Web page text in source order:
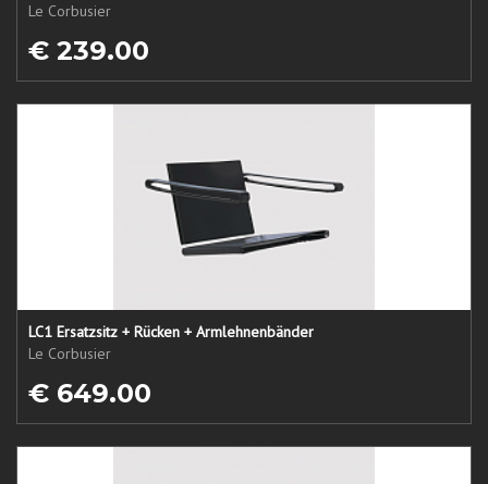
Le Corbusier
€ 239.00
LC1 Ersatzsitz + Rücken + Armlehnenbänder
Le Corbusier
€ 649.00